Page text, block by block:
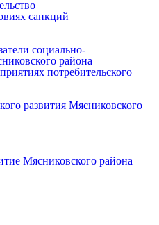
санкций
социально-
района
потребительского
развития Мясниковского
Мясниковского района